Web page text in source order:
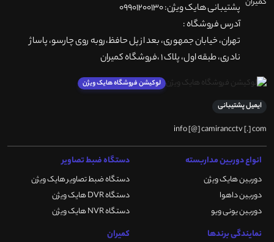
پشتیبانی هایک ویژن: 09901200130
آدرس فروشگاه :
تهران، خيابان جمهوری، بعد از پل حافظ،روبه روی چارسو، پاساژ
نادری، طبقه اول، پلاک 1 ،فروشگاه کمیران
لوکیشن فروشگاه هایک ویژن
ایمیل پشتیبانی
info [@] camirancctv [.] com
انواع دوربین مداربسته
دوربین هایک ویژن
دوربین داهوا
دوربین یونی ویو
دستگاه ضبط تصاویر
دستگاه ضبط تصاویر هایک ویژن
دستگاه DVR هایک ویژن
دستگاه NVR هایک ویژن
نمایندگی برندها کمیران